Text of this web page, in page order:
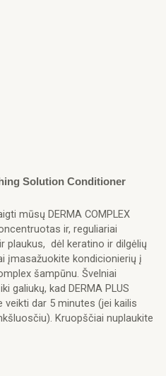
Solution Conditioner
mūsų DERMA COMPLEX
ir, reguliariai
plaukus, dėl keratino ir dilgėlių
įmasažuokite kondicionierių į
šampūnu. Švelniai
galiukų, kad DERMA PLUS
veikti dar 5 minutes (jei kailis
Kruopščiai nuplaukite